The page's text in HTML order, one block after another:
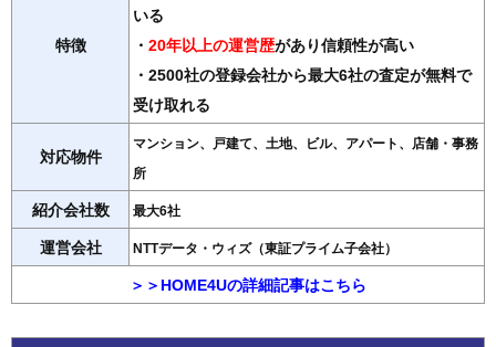
特徴
いる
・ 20年以上の運営歴があり信頼性が高い
・2500社の登録会社から最大6社の査定が無料で
受け取れる
対応物件
マンション、戸建て、土地、ビル、アパート、店舗・事務
所
紹介会社数 最大6社
運営会社 NTTデータ・ウィズ（東証プライム子会社）
＞＞HOME4Uの詳細記事はこちら